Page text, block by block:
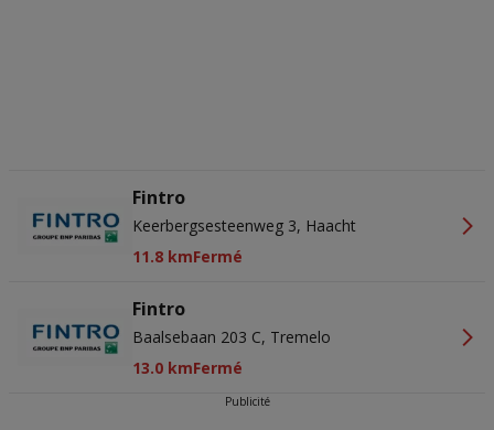
Fintro
Keerbergsesteenweg 3, Haacht
11.8 kmFermé
Fintro
Baalsebaan 203 C, Tremelo
13.0 kmFermé
Publicité